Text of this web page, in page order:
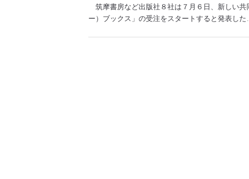
筑摩書房など出版社８社は７月６日、新しい
ー）ブックス」の受注をスタートすると発表した